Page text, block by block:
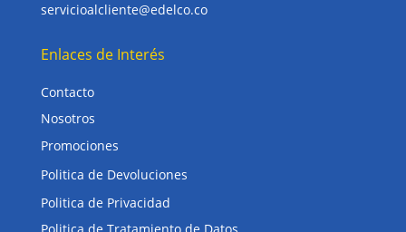
servicioalcliente@edelco.co
Enlaces de Interés
Contacto
Nosotros
Promociones
Politica de Devoluciones
Politica de Privacidad